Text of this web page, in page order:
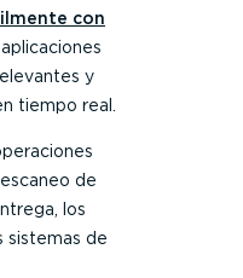
con
y
tiempo real.
de
los
sistemas de